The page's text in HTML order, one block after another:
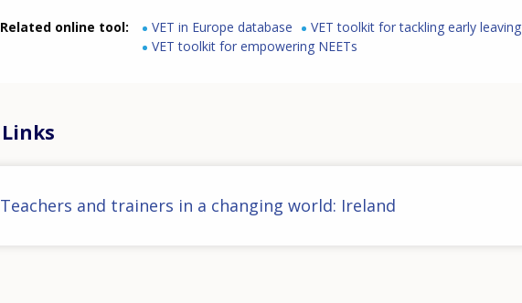
Related online tool VET in Europe database
VET toolkit for tackling early leaving
VET toolkit for empowering NEETs
Links
Teachers and trainers in a changing world: Ireland